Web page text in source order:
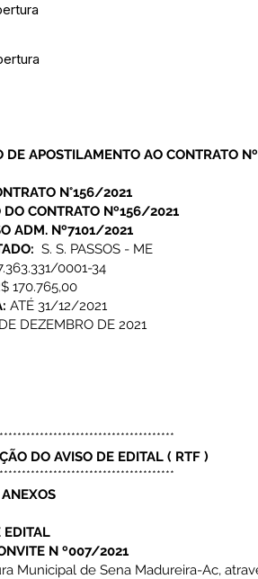
DE APOSTILAMENTO AO CONTRATO
N°156/2021
DO CONTRATO Nº156/2021
ADM. Nº7101/2021
S. S. PASSOS - ME
0001-34
170.765,00
ATÉ 31/12/2021
DEZEMBRO DE 2021
DO AVISO DE EDITAL ( RTF )
EDITAL
N º007/2021
Municipal de Sena Madureira-Ac,